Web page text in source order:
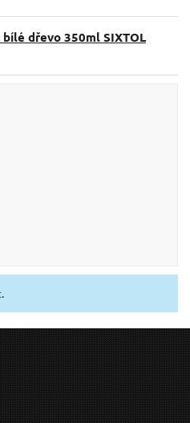
500 ml
dřevo 350ml SIXTOL